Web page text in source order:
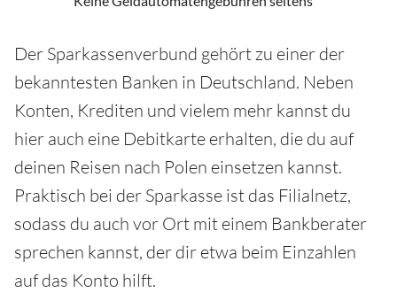
Der Sparkassenverbund gehört zu einer der
bekanntesten Banken in Deutschland. Neben
Konten, Krediten und vielem mehr kannst du
hier auch eine Debitkarte erhalten, die du auf
deinen Reisen nach Polen einsetzen kannst.
Praktisch bei der Sparkasse ist das Filialnetz,
sodass du auch vor Ort mit einem Bankberater
sprechen kannst, der dir etwa beim Einzahlen
auf das Konto hilft.